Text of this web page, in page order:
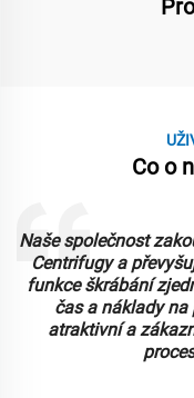
Co o
Naše společnost
Centrifugy a
funkce škrábání
čas a náklady na
atraktivní a